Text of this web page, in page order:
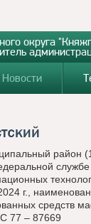
округа
Новости
район
г.,
средств
77 – 87669